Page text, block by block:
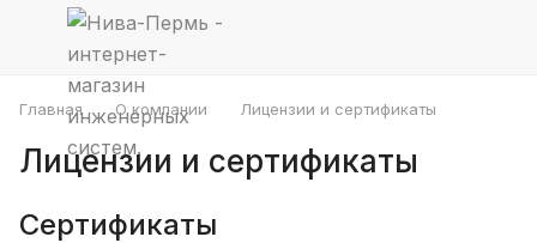
Главная О компании Лицензии и сертификаты
Лицензии и сертификаты
Сертификаты